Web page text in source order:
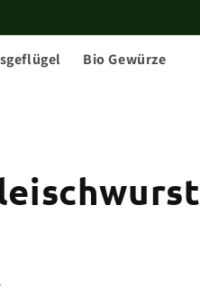
Bio Gewürze